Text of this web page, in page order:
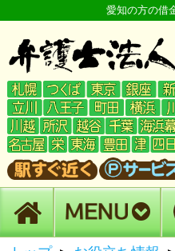
愛知の方の借